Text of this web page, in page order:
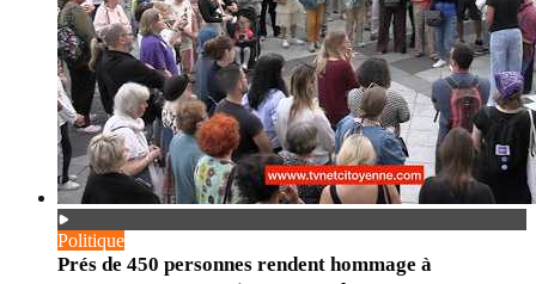
Politique
Prés de 450 personnes rendent hommage à